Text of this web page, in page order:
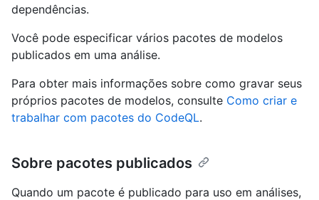
dependências.
Você pode especificar vários pacotes de modelos
publicados em uma análise.
Para obter mais informações sobre como gravar seus
próprios pacotes de modelos, consulte Como criar e
trabalhar com pacotes do CodeQL.
Sobre pacotes publicados
Quando um pacote é publicado para uso em análises,